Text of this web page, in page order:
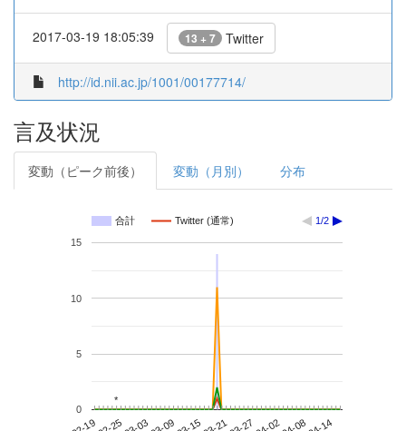
2017-03-19 18:05:39 13 + 7 Twitter
http://id.nii.ac.jp/1001/00177714/
言及状況
変動（ピーク前後） 変動（月別） 分布
合計 Twitter (通常) 1/2
0
5
10
15
**